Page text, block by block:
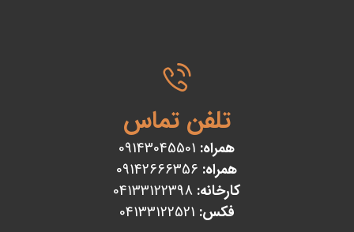
تلفن تماس
همراه:
همراه:
کارخانه: 04133122398
فکس: